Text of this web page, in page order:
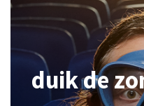
duik de